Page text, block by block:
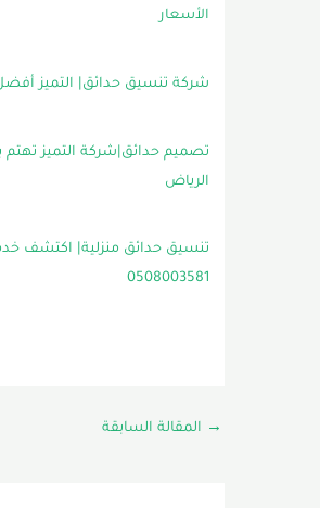
الأسعار
شركة تنسيق حدائق| التميز أفضل
تصميم حدائق|شركة التميز تهتم
الرياض
تنسيق حدائق منزلية| اكتشف خدمات
0508003581
المقالة السابقة